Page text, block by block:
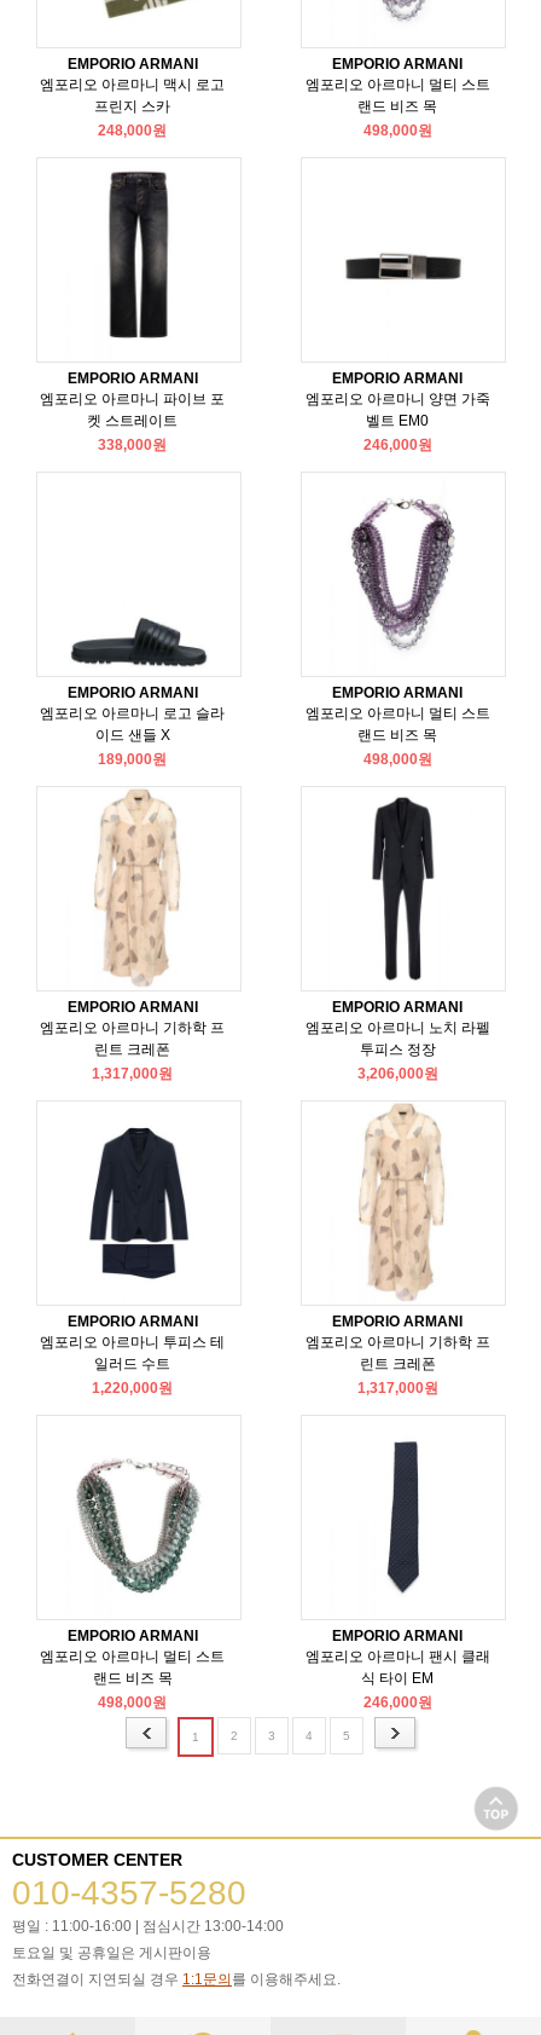
EMPORIO ARMANI
엠포리오 아르마니 맥시 로고
프린지 스카
248,000원
EMPORIO ARMANI
엠포리오 아르마니 멀티 스트
랜드 비즈 목
498,000원
EMPORIO ARMANI
엠포리오 아르마니 파이브 포
켓 스트레이트
338,000원
EMPORIO ARMANI
엠포리오 아르마니 양면 가죽
벨트 EM0
246,000원
EMPORIO ARMANI
엠포리오 아르마니 로고 슬라
이드 샌들 X
189,000원
EMPORIO ARMANI
엠포리오 아르마니 멀티 스트
랜드 비즈 목
498,000원
EMPORIO ARMANI
엠포리오 아르마니 기하학 프
린트 크레폰
1,317,000원
EMPORIO ARMANI
엠포리오 아르마니 노치 라펠
투피스 정장
3,206,000원
EMPORIO ARMANI
엠포리오 아르마니 투피스 테
일러드 수트
1,220,000원
EMPORIO ARMANI
엠포리오 아르마니 기하학 프
린트 크레폰
1,317,000원
EMPORIO ARMANI
엠포리오 아르마니 멀티 스트
랜드 비즈 목
498,000원
EMPORIO ARMANI
엠포리오 아르마니 팬시 클래
식 타이 EM
246,000원
1 2 3 4 5
CUSTOMER CENTER
010-4357-5280
평일 : 11:00-16:00 | 점심시간 13:00-14:00
토요일 및 공휴일은 게시판이용
전화연결이 지연되실 경우 1:1문의 를 이용해주세요.